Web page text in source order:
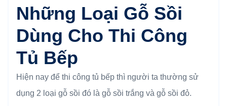
Những Loại Gỗ Sồi
Dùng Cho Thi Công
Tủ Bếp
Hiện nay để thi công tủ bếp thì người ta thường sử
dụng 2 loại gỗ sồi đó là gỗ sồi trắng và gỗ sồi đỏ.